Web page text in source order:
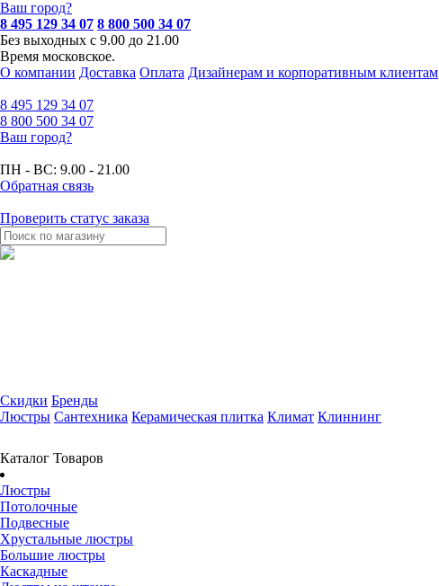
Ваш город?
8 495 129 34 07 8 800 500 34 07
Без выходных с 9.00 до 21.00
Время московское.
О компании Доставка Оплата Дизайнерам и корпоративным клиентам
8 495 129 34 07
8 800 500 34 07
Ваш город?
ПН - ВС: 9.00 - 21.00
Обратная связь
Проверить статус заказа
Скидки Бренды
Люстры Сантехника Керамическая плитка Климат Клиннинг
Каталог Товаров
Люстры
Потолочные
Подвесные
Хрустальные люстры
Большие люстры
Каскадные